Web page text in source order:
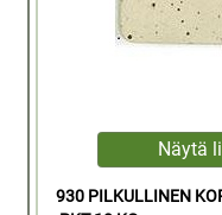
930 PILKULLINEN